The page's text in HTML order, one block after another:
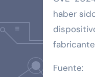
haber
Fuente: